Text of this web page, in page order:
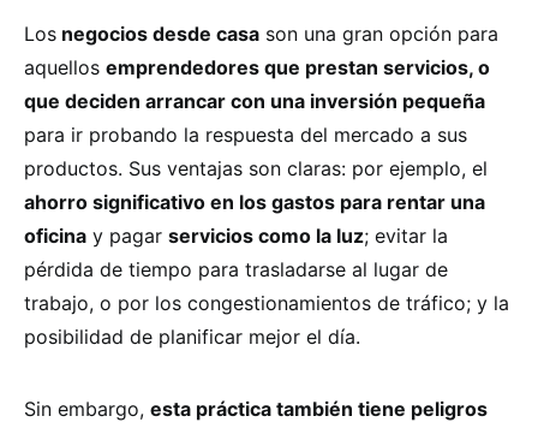
Los negocios desde casa son una gran opción para
aquellos emprendedores que prestan servicios, o
que deciden arrancar con una inversión pequeña
para ir probando la respuesta del mercado a sus
productos. Sus ventajas son claras: por ejemplo, el
ahorro significativo en los gastos para rentar una
oficina y pagar servicios como la luz; evitar la
pérdida de tiempo para trasladarse al lugar de
trabajo, o por los congestionamientos de tráfico; y la
posibilidad de planificar mejor el día.
Sin embargo, esta práctica también tiene peligros